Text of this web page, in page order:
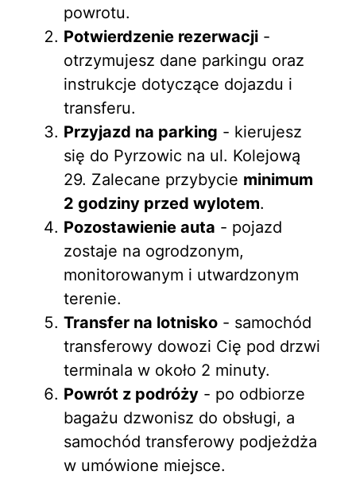
powrotu.
Potwierdzenie rezerwacji -
otrzymujesz dane parkingu oraz
instrukcje dotyczące dojazdu i
transferu.
Przyjazd na parking - kierujesz
się do Pyrzowic na ul. Kolejową
29. Zalecane przybycie minimum
2 godziny przed wylotem.
Pozostawienie auta - pojazd
zostaje na ogrodzonym,
monitorowanym i utwardzonym
terenie.
Transfer na lotnisko - samochód
transferowy dowozi Cię pod drzwi
terminala w około 2 minuty.
Powrót z podróży - po odbiorze
bagażu dzwonisz do obsługi, a
samochód transferowy podjeżdża
w umówione miejsce.